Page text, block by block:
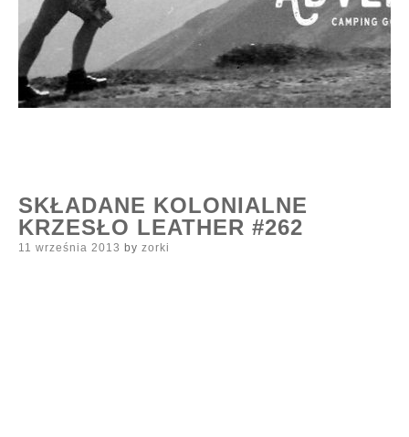
SKŁADANE KOLONIALNE
KRZESŁO LEATHER #262
Posted
11 września 2013 by zorki